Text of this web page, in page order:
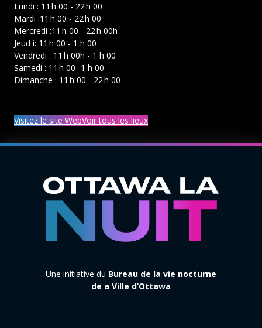
Lundi : 11 h 00 - 22 h 00
Mardi :11 h 00 - 22 h 00
Mercredi :11 h 00 - 22 h 00h
Jeud i: 11 h 00 - 1 h 00
Vendredi : 11 h 00h - 1 h 00
Samedi : 11 h 00- 1 h 00
Dimanche : 11 h 00 - 22 h 00
Visitez le site WebVoir tous les lieux
Une initiative du Bureau de la vie nocturne
de a Ville d’Ottawa